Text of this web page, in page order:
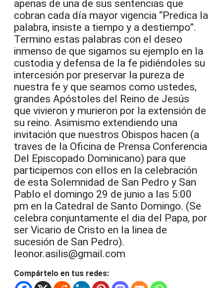
apenas de una de sus sentencias que
cobran cada día mayor vigencia “Predica la
palabra, insiste a tiempo y a destiempo”.
Termino estas palabras con el deseo
inmenso de que sigamos su ejemplo en la
custodia y defensa de la fe pidiéndoles su
intercesión por preservar la pureza de
nuestra fe y que seamos como ustedes,
grandes Apóstoles del Reino de Jesús
que vivieron y murieron por la extensión de
su reino. Asimismo extendiendo una
invitación que nuestros Obispos hacen (a
traves de la Oficina de Prensa Conferencia
Del Episcopado Dominicano) para que
participemos con ellos en la celebración
de esta Solemnidad de San Pedro y San
Pablo el domingo 29 de junio a las 5:00
pm en la Catedral de Santo Domingo. (Se
celebra conjuntamente el dia del Papa, por
ser Vicario de Cristo en la linea de
sucesión de San Pedro).
leonor.asilis@gmail.com
Compártelo en tus redes: